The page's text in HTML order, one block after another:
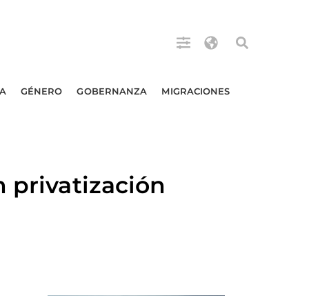
GÉNERO GOBERNANZA MIGRACIONES
privatización